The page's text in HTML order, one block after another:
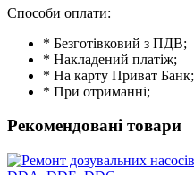
Способи оплати:
* Безготівковий з ПДВ;
* Накладений платіж;
* На карту Приват Банк;
* При отриманні;
Рекомендовані товари